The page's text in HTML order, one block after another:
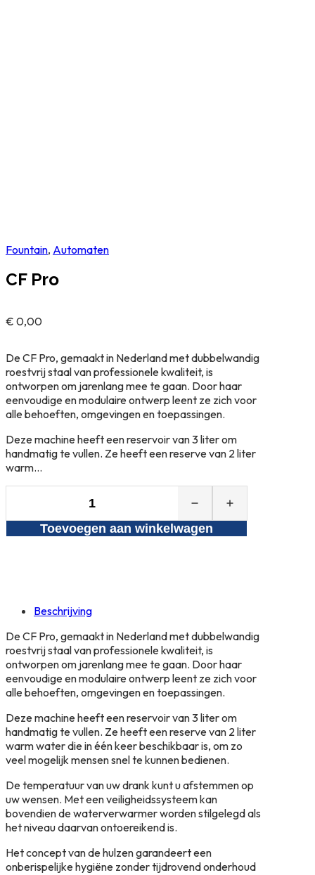
Fountain, Automaten
CF Pro
€ 0,00
De CF Pro, gemaakt in Nederland met dubbelwandig
roestvrij staal van professionele kwaliteit, is
ontworpen om jarenlang mee te gaan. Door haar
eenvoudige en modulaire ontwerp leent ze zich voor
alle behoeften, omgevingen en toepassingen.
Deze machine heeft een reservoir van 3 liter om
handmatig te vullen. Ze heeft een reserve van 2 liter
warm…
Pro
aantal
Toevoegen aan winkelwagen
Beschrijving
De CF Pro, gemaakt in Nederland met dubbelwandig
roestvrij staal van professionele kwaliteit, is
ontworpen om jarenlang mee te gaan. Door haar
eenvoudige en modulaire ontwerp leent ze zich voor
alle behoeften, omgevingen en toepassingen.
Deze machine heeft een reservoir van 3 liter om
handmatig te vullen. Ze heeft een reserve van 2 liter
warm water die in één keer beschikbaar is, om zo
veel mogelijk mensen snel te kunnen bedienen.
De temperatuur van uw drank kunt u afstemmen op
uw wensen. Met een veiligheidssysteem kan
bovendien de waterverwarmer worden stilgelegd als
het niveau daarvan ontoereikend is.
Het concept van de hulzen garandeert een
onberispelijke hygiëne zonder tijdrovend onderhoud